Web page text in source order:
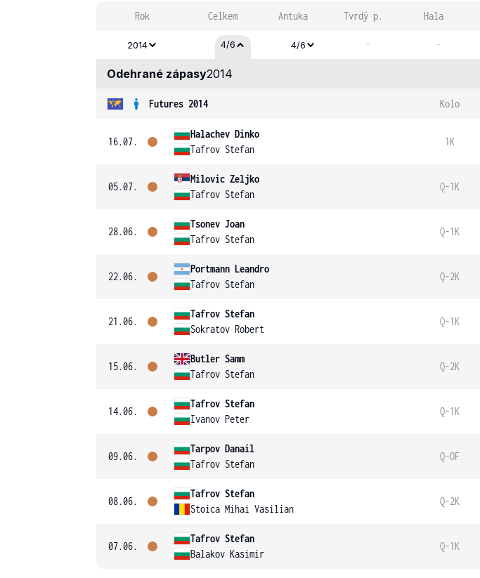
Rok Celkem Antuka Tvrdý p. Hala
2014 4/6 4/6 - -
Odehrané zápasy2014
Futures 2014 Kolo
16.07.
Halachev Dinko
Tafrov Stefan
1K
05.07.
Milovic Zeljko
Tafrov Stefan
Q-1K
28.06.
Tsonev Joan
Tafrov Stefan
Q-1K
22.06.
Portmann Leandro
Tafrov Stefan
Q-2K
21.06.
Tafrov Stefan
Sokratov Robert
Q-1K
15.06.
Butler Samm
Tafrov Stefan
Q-2K
14.06.
Tafrov Stefan
Ivanov Peter
Q-1K
09.06.
Tarpov Danail
Tafrov Stefan
Q-OF
08.06.
Tafrov Stefan
Stoica Mihai Vasilian
Q-2K
07.06.
Tafrov Stefan
Balakov Kasimir
Q-1K